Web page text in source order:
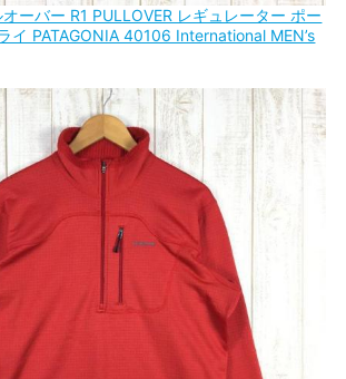
ーバー R1 PULLOVER レギュレーター ポー
イ PATAGONIA 40106 International MEN’s